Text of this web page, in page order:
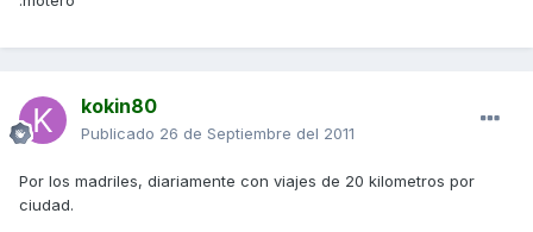
kokin80
Publicado 26 de Septiembre del 2011
Por los madriles, diariamente con viajes de 20 kilometros por
ciudad.